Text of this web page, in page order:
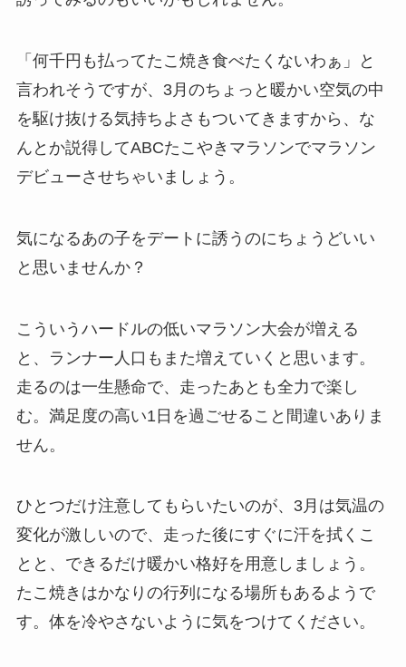
「何千円も払ってたこ焼き食べたくないわぁ」と
言われそうですが、3月のちょっと暖かい空気の中
を駆け抜ける気持ちよさもついてきますから、な
んとか説得してABCたこやきマラソンでマラソン
デビューさせちゃいましょう。
気になるあの子をデートに誘うのにちょうどいい
と思いませんか？
こういうハードルの低いマラソン大会が増える
と、ランナー人口もまた増えていくと思います。
走るのは一生懸命で、走ったあとも全力で楽し
む。満足度の高い1日を過ごせること間違いありま
せん。
ひとつだけ注意してもらいたいのが、3月は気温の
変化が激しいので、走った後にすぐに汗を拭くこ
とと、できるだけ暖かい格好を用意しましょう。
たこ焼きはかなりの行列になる場所もあるようで
す。体を冷やさないように気をつけてください。